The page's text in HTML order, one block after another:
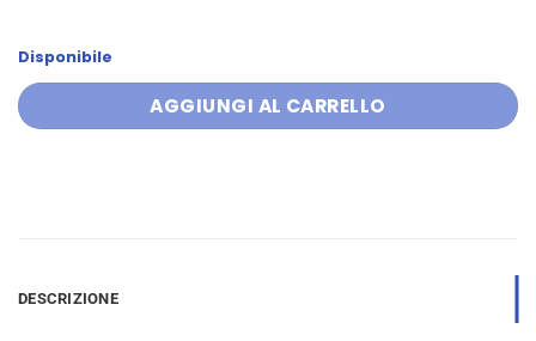
Disponibile
AGGIUNGI AL CARRELLO
DESCRIZIONE